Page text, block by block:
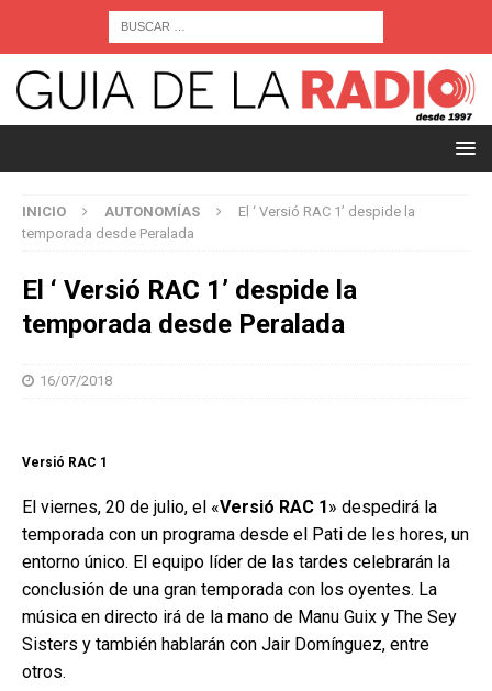
INICIO AUTONOMÍAS
El ‘ Versió RAC 1’ despide la
temporada desde Peralada
El ‘ Versió RAC 1’ despide la
temporada desde Peralada
16/07/2018
Versió RAC 1
El viernes, 20 de julio, el «Versió RAC 1» despedirá la
temporada con un programa desde el Pati de les hores, un
entorno único. El equipo líder de las tardes celebrarán la
conclusión de una gran temporada con los oyentes. La
música en directo irá de la mano de Manu Guix y The Sey
Sisters y también hablarán con Jair Domínguez, entre
otros.